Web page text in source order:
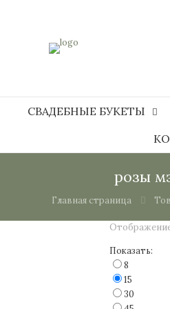
СВАДЕБНЫЕ БУКЕТЫ
розы
Главная страница
Показать:
8
15
30